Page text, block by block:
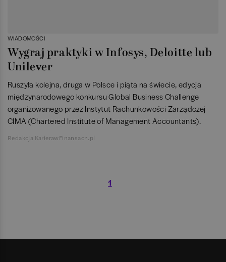
WIADOMOŚCI
Wygraj praktyki w Infosys, Deloitte lub
Unilever
Ruszyła kolejna, druga w Polsce i piąta na świecie, edycja
międzynarodowego konkursu Global Business Challenge
organizowanego przez Instytut Rachunkowości Zarządczej
CIMA (Chartered Institute of Management Accountants).
Redakcja KarierawFinansach.pl
1